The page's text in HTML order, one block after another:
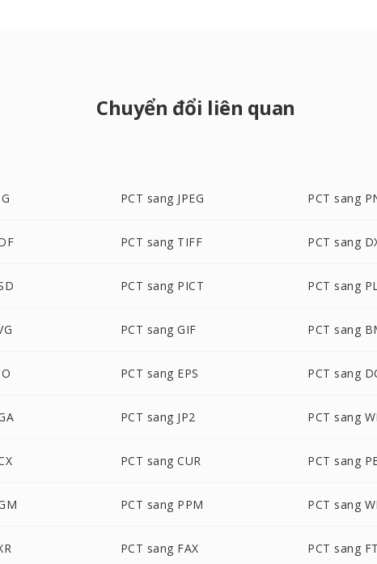
Chuyển đổi liên quan
PCT sang JPEG PCT sang
PCT sang TIFF PCT sang
PCT sang PICT PCT sang
PCT sang GIF PCT sang
PCT sang EPS PCT sang
PCT sang JP2 PCT sang
PCT sang CUR PCT sang
PCT sang PPM PCT sang
PCT sang FAX PCT sang